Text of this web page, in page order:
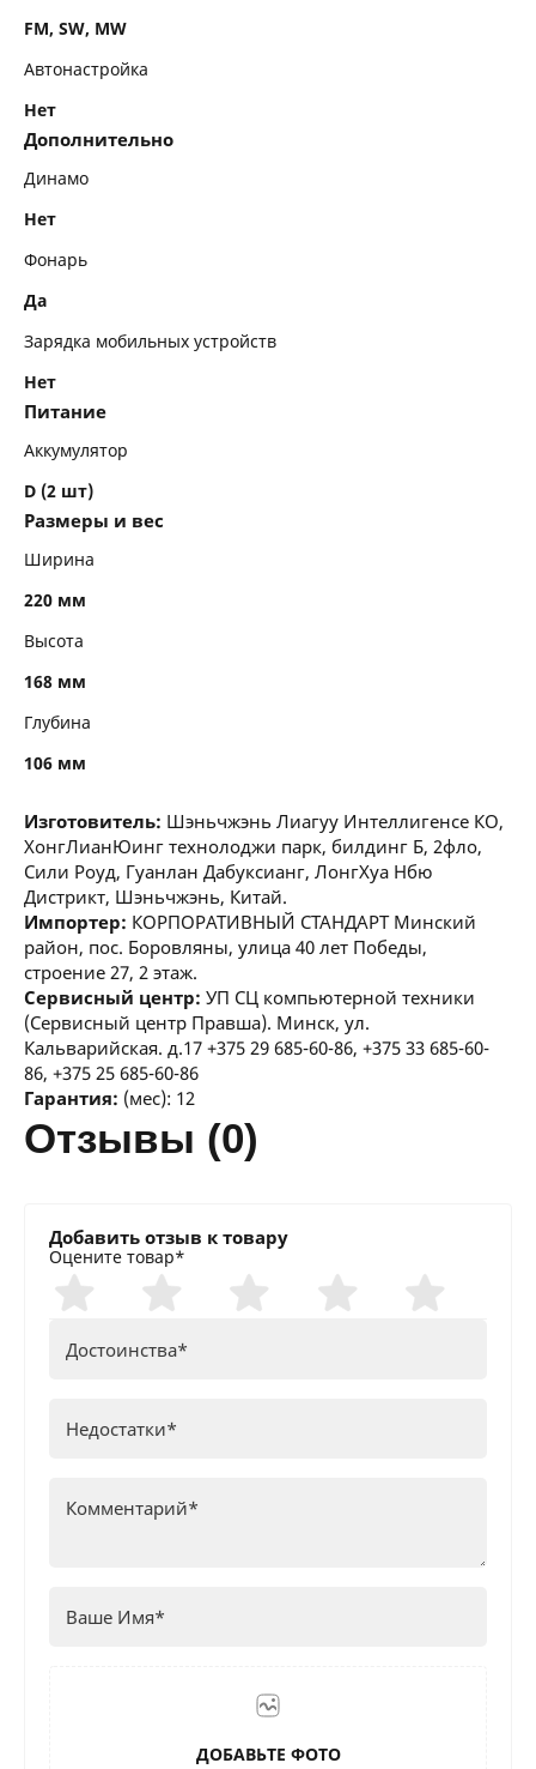
FM, SW, MW
Автонастройка
Нет
Дополнительно
Динамо
Нет
Фонарь
Да
Зарядка мобильных устройств
Нет
Питание
Аккумулятор
D (2 шт)
Размеры и вес
Ширина
220 мм
Высота
168 мм
Глубина
106 мм
Изготовитель: Шэньчжэнь Лиагуу Интеллигенсе КО,
ХонгЛианЮинг технолоджи парк, билдинг Б, 2фло,
Сили Роуд, Гуанлан Дабуксианг, ЛонгХуа Нбю
Дистрикт, Шэньчжэнь, Китай.
Импортер: КОРПОРАТИВНЫЙ СТАНДАРТ Минский
район, пос. Боровляны, улица 40 лет Победы,
строение 27, 2 этаж.
Сервисный центр: УП СЦ компьютерной техники
(Сервисный центр Правша). Минск, ул.
Кальварийская. д.17 +375 29 685-60-86, +375 33 685-60-
86, +375 25 685-60-86
Гарантия: (мес): 12
отзывы (0)
Добавить отзыв к товару
Оцените товар*
ДОБАВЬТЕ ФОТО